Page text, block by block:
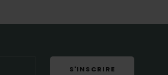
S'INSCRIRE